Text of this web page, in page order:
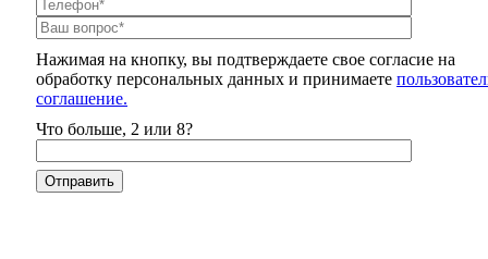
Нажимая на кнопку, вы подтверждаете свое согласие на
обработку персональных данных и принимаете
соглашение.
Что больше, 2 или 8?